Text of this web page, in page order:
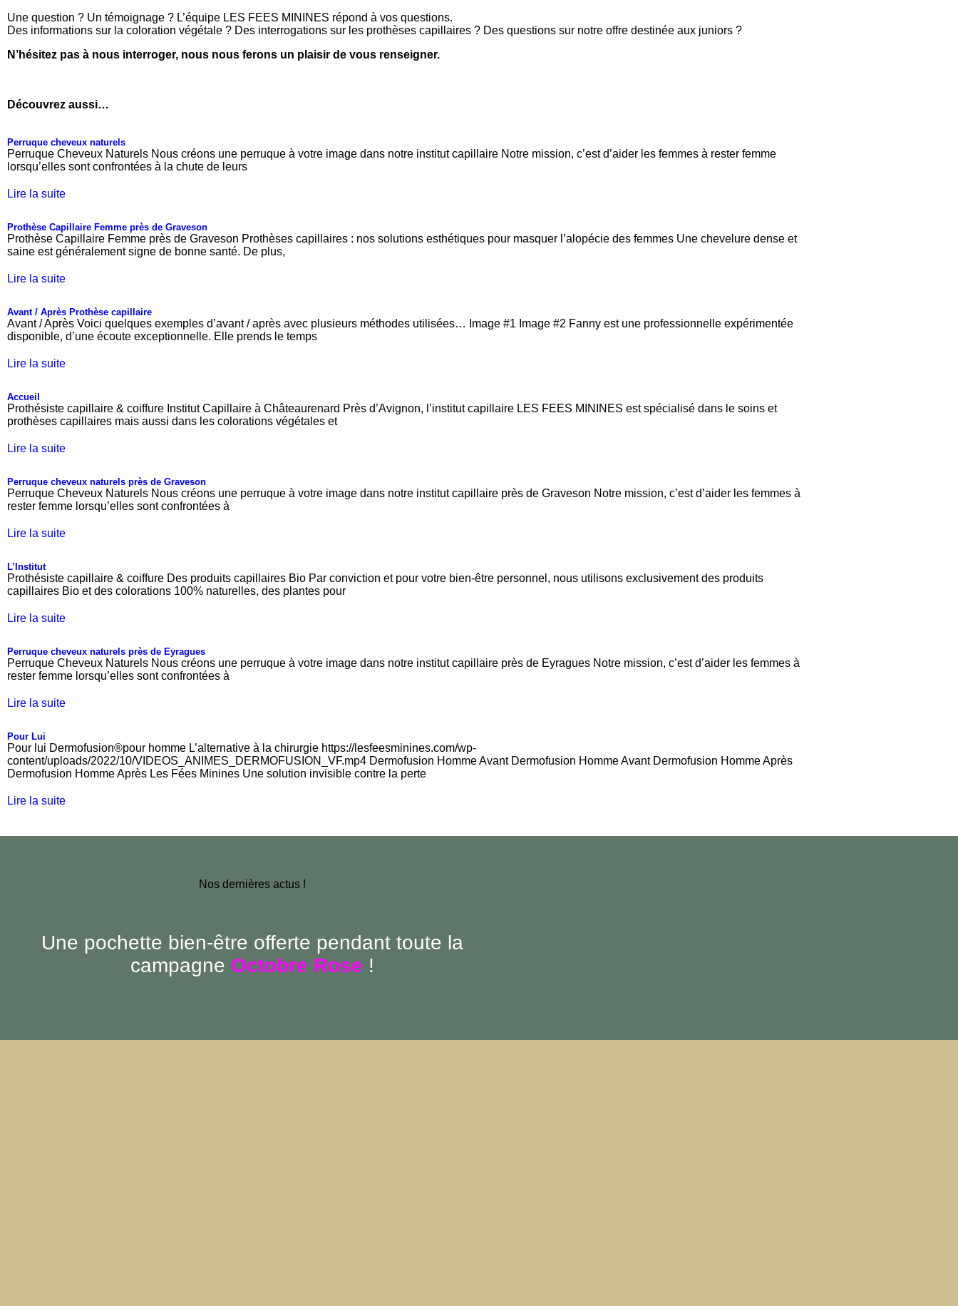
Une question ? Un témoignage ? L’équipe LES FEES MININES répond à vos questions.
Des informations sur la coloration végétale ? Des interrogations sur les prothèses capillaires ? Des questions sur notre offre destinée aux juniors ?
N’hésitez pas à nous interroger, nous nous ferons un plaisir de vous renseigner.
Découvrez aussi…
Perruque cheveux naturels
Perruque Cheveux Naturels Nous créons une perruque à votre image dans notre institut capillaire Notre mission, c’est d’aider les femmes à rester femme
lorsqu’elles sont confrontées à la chute de leurs
Lire la suite
Prothèse Capillaire Femme près de Graveson
Prothèse Capillaire Femme près de Graveson Prothèses capillaires : nos solutions esthétiques pour masquer l’alopécie des femmes Une chevelure dense et
saine est généralement signe de bonne santé. De plus,
Lire la suite
Avant / Après Prothèse capillaire
Avant / Après Voici quelques exemples d’avant / après avec plusieurs méthodes utilisées… Image #1 Image #2 Fanny est une professionnelle expérimentée
disponible, d’une écoute exceptionnelle. Elle prends le temps
Lire la suite
Accueil
Prothésiste capillaire & coiffure Institut Capillaire à Châteaurenard Près d’Avignon, l’institut capillaire LES FEES MININES est spécialisé dans le soins et
prothèses capillaires mais aussi dans les colorations végétales et
Lire la suite
Perruque cheveux naturels près de Graveson
Perruque Cheveux Naturels Nous créons une perruque à votre image dans notre institut capillaire près de Graveson Notre mission, c’est d’aider les femmes à
rester femme lorsqu’elles sont confrontées à
Lire la suite
L’Institut
Prothésiste capillaire & coiffure Des produits capillaires Bio Par conviction et pour votre bien-être personnel, nous utilisons exclusivement des produits
capillaires Bio et des colorations 100% naturelles, des plantes pour
Lire la suite
Perruque cheveux naturels près de Eyragues
Perruque Cheveux Naturels Nous créons une perruque à votre image dans notre institut capillaire près de Eyragues Notre mission, c’est d’aider les femmes à
rester femme lorsqu’elles sont confrontées à
Lire la suite
Pour Lui
Pour lui Dermofusion®pour homme L’alternative à la chirurgie https://lesfeesminines.com/wp-
content/uploads/2022/10/VIDEOS_ANIMES_DERMOFUSION_VF.mp4 Dermofusion Homme Avant Dermofusion Homme Avant Dermofusion Homme Après
Dermofusion Homme Après Les Fées Minines Une solution invisible contre la perte
Lire la suite
Nos dernières actus !
Une pochette bien-être offerte pendant toute la
campagne Octobre Rose !